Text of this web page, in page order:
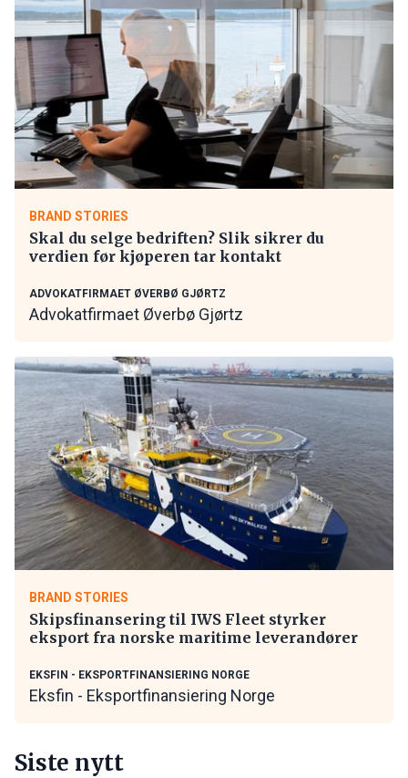
BRAND STORIES
Skal du selge bedriften? Slik sikrer du
verdien før kjøperen tar kontakt
ADVOKATFIRMAET ØVERBØ GJØRTZ
Advokatfirmaet Øverbø Gjørtz
BRAND STORIES
Skipsfinansering til IWS Fleet styrker
eksport fra norske maritime leverandører
EKSFIN - EKSPORTFINANSIERING NORGE
Eksfin - Eksportfinansiering Norge
Siste nytt